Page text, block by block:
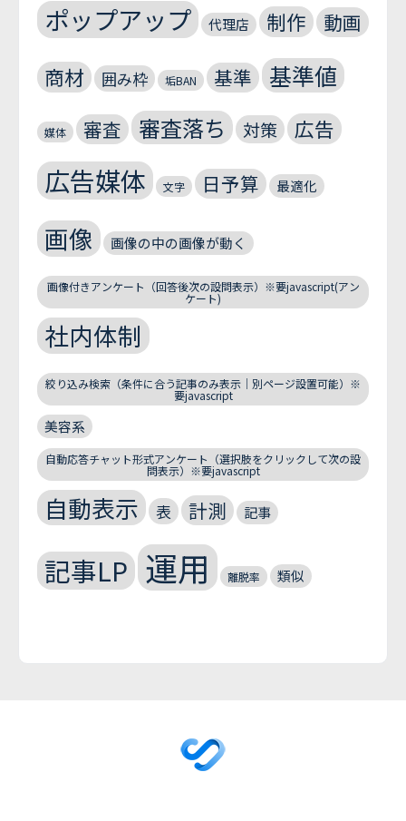
ポップアップ 代理店 制作 動画
商材 囲み枠 垢BAN 基準 基準値
媒体 審査 審査落ち 対策 広告
広告媒体 文字 日予算 最適化
画像 画像の中の画像が動く
画像付きアンケート（回答後次の設問表示）※要javascript(アン
ケート)
社内体制
絞り込み検索（条件に合う記事のみ表示｜別ページ設置可能）※
要javascript
美容系
自動応答チャット形式アンケート（選択肢をクリックして次の設
問表示）※要javascript
自動表示 表 計測 記事
記事LP 運用 離脱率 類似